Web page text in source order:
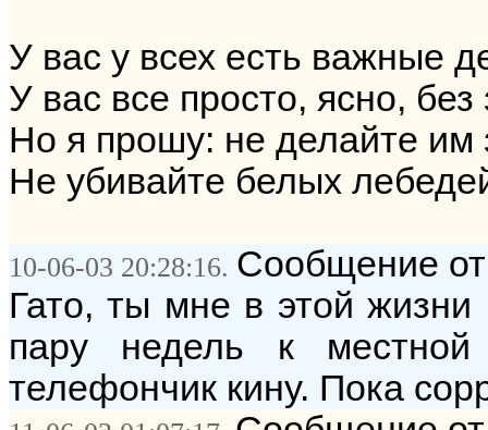
У вас у всех есть важные
У вас все просто, ясно, без
Но я прошу: не делайте им
Не убивайте белых
10-06-03 20:28:16. Сообщение
Гато, ты мне в этой
пару недель к
телефончик кину. Пока